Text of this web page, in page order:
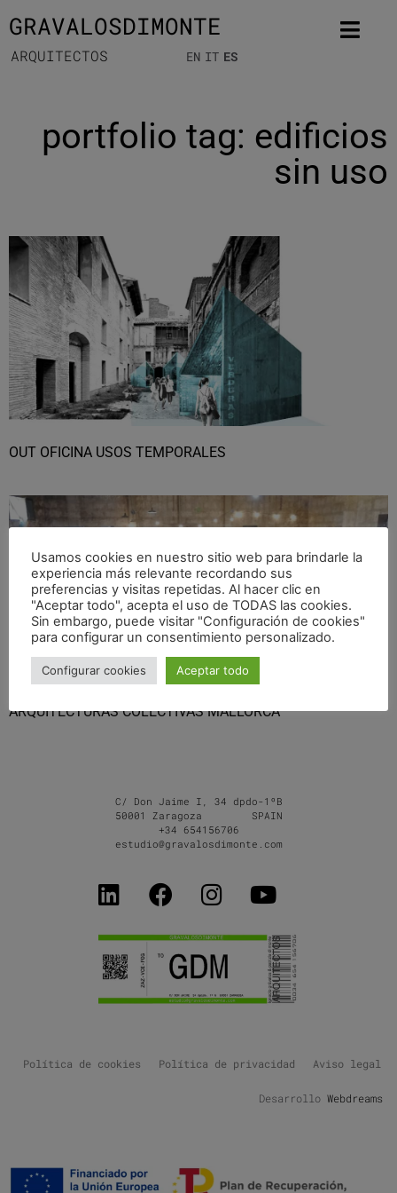
GRAVALOSDIMONTE
ARQUITECTOS EN IT ES
portfolio tag: edificios
sin uso
OUT OFICINA USOS TEMPORALES
ARQUITECTURAS COLECTIVAS MALLORCA
C/ Don Jaime I, 34 dpdo-1ºB
50001 Zaragoza SPAIN
+34 654156706
estudio@gravalosdimonte.com
Política de cookies Política de privacidad Aviso legal
Desarrollo Webdreams
Usamos cookies en nuestro sitio web para brindarle la
experiencia más relevante recordando sus
preferencias y visitas repetidas. Al hacer clic en
"Aceptar todo", acepta el uso de TODAS las cookies.
Sin embargo, puede visitar "Configuración de cookies"
para configurar un consentimiento personalizado.
Configurar cookies Aceptar todo